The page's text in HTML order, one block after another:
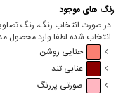
رنگ های موجود
در صورت انتخاب رنگ، رنگ
انتخاب شده لطفا وارد محصول
حنایی روشن
عنابی تند
صورتی پررنگ